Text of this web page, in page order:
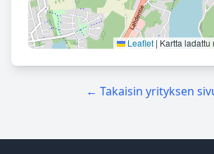
Leaflet |Kartta ladattu
← Takaisin yrityksen